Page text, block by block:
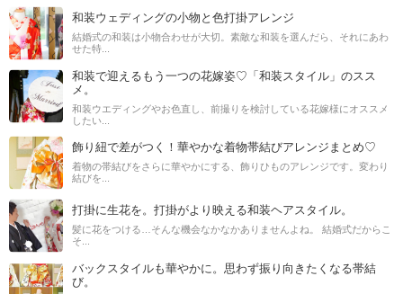
和装ウェディングの小物と色打掛アレンジ
結婚式の和装は小物合わせが大切。素敵な和装を選んだら、それにあわ
せた特...
和装で迎えるもう一つの花嫁姿♡「和装スタイル」のスス
メ。
和装ウエディングやお色直し、前撮りを検討している花嫁様にオススメ
したい...
飾り紐で差がつく！華やかな着物帯結びアレンジまとめ♡
着物の帯結びをさらに華やかにする、飾りひものアレンジです。変わり
結びを...
打掛に生花を。打掛がより映える和装ヘアスタイル。
髪に花をつける…そんな機会なかなかありませんよね。 結婚式だからこ
そ...
バックスタイルも華やかに。思わず振り向きたくなる帯結
び。